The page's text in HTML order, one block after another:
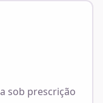
sob prescrição